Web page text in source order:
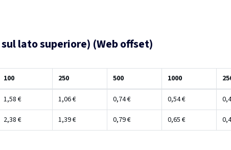
lato superiore) (Web offset)
100 250 500 1000
1,58 € 1,06 € 0,74 € 0,54 €
2,38 € 1,39 € 0,79 € 0,65 €